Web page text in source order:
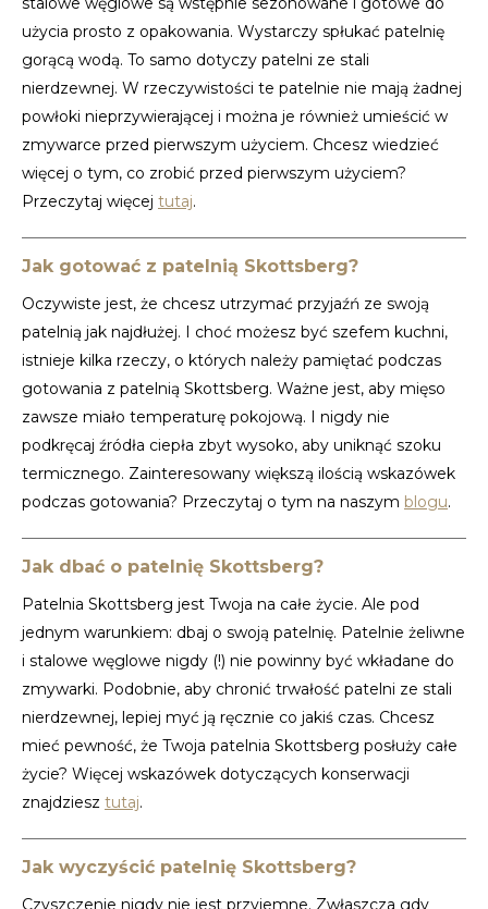
użycia prosto z opakowania. Wystarczy spłukać patelnię
gorącą wodą. To samo dotyczy patelni ze stali
nierdzewnej. W rzeczywistości te patelnie nie mają żadnej
powłoki nieprzywierającej i można je również umieścić w
zmywarce przed pierwszym użyciem. Chcesz wiedzieć
więcej o tym, co zrobić przed pierwszym użyciem?
Przeczytaj więcej tutaj.
Jak gotować z patelnią Skottsberg?
Oczywiste jest, że chcesz utrzymać przyjaźń ze swoją
patelnią jak najdłużej. I choć możesz być szefem kuchni,
istnieje kilka rzeczy, o których należy pamiętać podczas
gotowania z patelnią Skottsberg. Ważne jest, aby mięso
zawsze miało temperaturę pokojową. I nigdy nie
podkręcaj źródła ciepła zbyt wysoko, aby uniknąć szoku
termicznego. Zainteresowany większą ilością wskazówek
podczas gotowania? Przeczytaj o tym na naszym blogu.
Jak dbać o patelnię Skottsberg?
Patelnia Skottsberg jest Twoja na całe życie. Ale pod
jednym warunkiem: dbaj o swoją patelnię. Patelnie żeliwne
i stalowe węglowe nigdy (!) nie powinny być wkładane do
zmywarki. Podobnie, aby chronić trwałość patelni ze stali
nierdzewnej, lepiej myć ją ręcznie co jakiś czas. Chcesz
mieć pewność, że Twoja patelnia Skottsberg posłuży całe
życie? Więcej wskazówek dotyczących konserwacji
znajdziesz tutaj.
Jak wyczyścić patelnię Skottsberg?
Czyszczenie nigdy nie jest przyjemne. Zwłaszcza gdy